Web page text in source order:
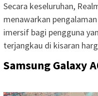
Secara keseluruhan,
menawarkan
imersif bagi pengguna
terjangkau di kisaran
Samsung Galaxy